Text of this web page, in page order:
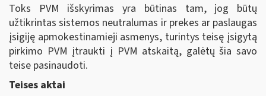
Toks PVM išskyrimas yra būtinas tam, jog būtų
užtikrintas sistemos neutralumas ir prekes ar paslaugas
įsigiję apmokestinamieji asmenys, turintys teisę įsigytą
pirkimo PVM įtraukti į PVM atskaitą, galėtų šia savo
teise pasinaudoti.
Teises aktai